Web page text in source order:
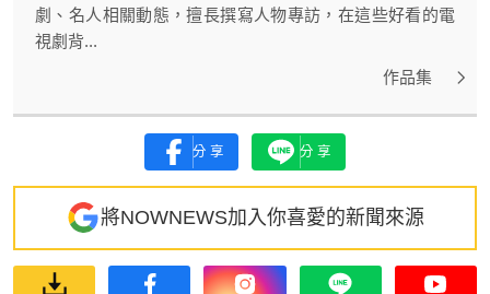
劇、名人相關動態，擅長撰寫人物專訪，在這些好看的電
視劇背...
作品集
分享 分享
將NOWNEWS加入你喜愛的新聞來源